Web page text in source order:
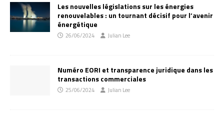
Les nouvelles législations sur les énergies
renouvelables : un tournant décisif pour l’avenir
énergétique
26/06/2024 Julian Lee
Numéro EORI et transparence juridique dans les
transactions commerciales
25/06/2024 Julian Lee